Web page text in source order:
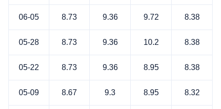
06-05 8.73 9.36 9.72 8.38
05-28 8.73 9.36 10.2 8.38
05-22 8.73 9.36 8.95 8.38
05-09 8.67 9.3 8.95 8.32